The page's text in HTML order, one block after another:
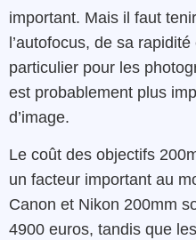
important. Mais il faut
l’autofocus, de sa
particulier pour les
est probablement plus
d’image.
Le coût des objectifs
un facteur important au
Canon et Nikon 200mm
4900 euros, tandis que